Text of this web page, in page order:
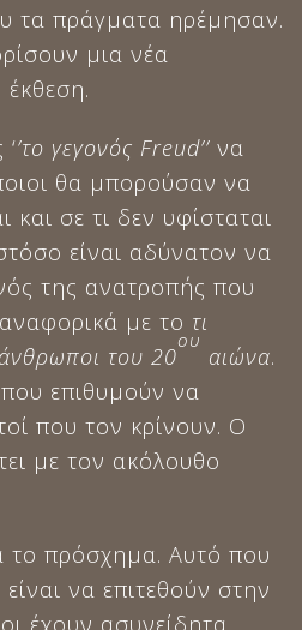
τα πράγματα ηρέμησαν.
μια νέα
’το γεγονός Freud’’ να
θα μπορούσαν να
και σε τι δεν υφίσταται
είναι αδύνατον να
της ανατροπής που
με το τι
του 20
ου
αιώνα.
επιθυμούν να
που τον κρίνουν. Ο
με τον ακόλουθο
το πρόσχημα. Αυτό που
να επιτεθούν στην
έχουν ασυνείδητα